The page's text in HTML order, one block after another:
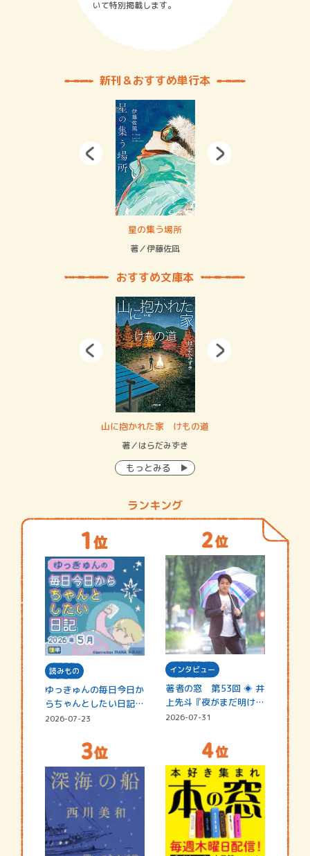
いて特別掲載します。
新刊＆おすすめ単行本
星の集う場所
著／伊藤佐凪
おすすめ文庫本
山に抱かれた家 けもの道
著／はらだみずき
もっとみる
ランキング
読みもの
ゆっきゅんの毎日今日か
らちゃんとしたい日記
☆202…
2026-07-23
インタビュー
著者の窓 第53回 ◈ 井
上先斗『夜がまだ明けな
い』
2026-07-31